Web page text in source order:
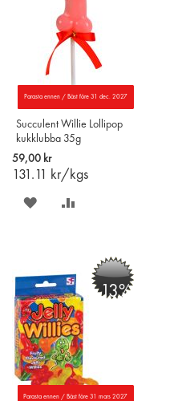
Parasta ennen / Bäst före 31 dec. 2027
Succulent Willie Lollipop
kukklubba 35g
59,00 kr
131.11 kr/kgs
SPARA
ÖNSKELISTAN
JÄMFÖR
-13%
Parasta ennen / Bäst före 31 mars 2027